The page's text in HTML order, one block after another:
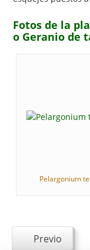
Fotos de la
o Geranio de
Pelargonium
Previo